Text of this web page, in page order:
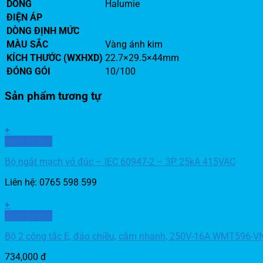
DÒNG
Halumie
ĐIỆN ÁP
DÒNG ĐỊNH MỨC
MÀU SẮC
Vàng ánh kim
KÍCH THƯỚC (WXHXD) 22.7×29.5×44mm
ĐÓNG GÓI
10/100
Sản phẩm tương tự
+
Bộ ngắt mạch vỏ đúc – IEC 60947-2 – 3P 25kA 415VAC
Liên hệ: 0765 598 599
+
Bộ 2 công tắc E, đảo chiều, cắm nhanh, 250V-16A WMT596-
734,000 đ